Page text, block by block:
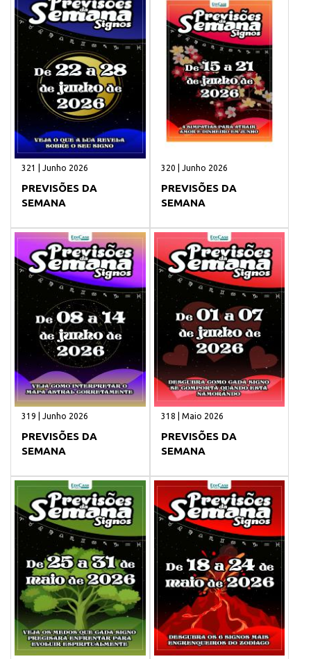
321 | Junho 2026
PREVISÕES DA
SEMANA
320 | Junho 2026
PREVISÕES DA
SEMANA
319 | Junho 2026
PREVISÕES DA
SEMANA
318 | Maio 2026
PREVISÕES DA
SEMANA